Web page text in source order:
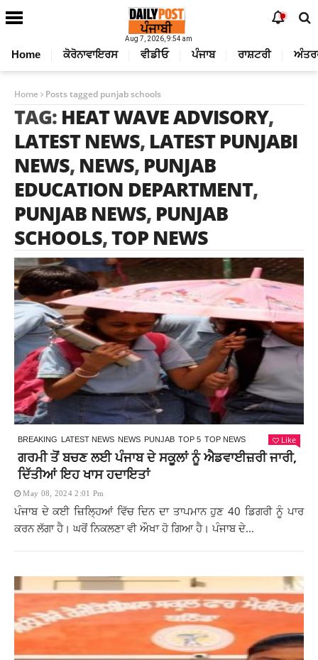
Aug 7, 2026, 9:54 am
Home ਕੋਰੋਨਾਵਾਇਰਸ ਵੀਡੀਓ ਪੰਜਾਬ ਰਾਸ਼ਟਰੀ
Home Posts tagged punjab schools
TAG: HEAT WAVE ADVISORY,
LATEST NEWS, LATEST PUNJABI
NEWS, NEWS, PUNJAB
EDUCATION DEPARTMENT,
PUNJAB NEWS, PUNJAB
SCHOOLS,TOP NEWS
BREAKING LATEST NEWS NEWS PUNJAB TOP 5 TOP NEWS Like
ਗਰਮੀ ਤੋਂ ਬਚਣ ਲਈ ਪੰਜਾਬ ਦੇ ਸਕੂਲਾਂ ਨੂੰ ਐਡਵਾਈਜ਼ਰੀ ਜਾਰੀ,
ਦਿੱਤੀਆਂ ਇਹ ਖਾਸ ਹਦਾਇਤਾਂ
May 08, 2024 2:01 Pm
ਪੰਜਾਬ ਦੇ ਕਈ ਜ਼ਿਲ੍ਹਿਆਂ ਵਿੱਚ ਦਿਨ ਦਾ ਤਾਪਮਾਨ ਹੁਣ 40 ਡਿਗਰੀ ਨੂੰ ਪਾਰ
ਕਰਨ ਲੱਗਾ ਹੈ। ਘਰੋਂ ਨਿਕਲਣਾ ਵੀ ਔਖਾ ਹੋ ਗਿਆ ਹੈ। ਪੰਜਾਬ ਦੇ...